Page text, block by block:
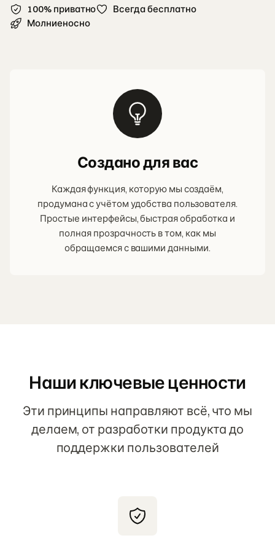
100% приватно
Всегда бесплатно
Молниеносно
Создано для вас
Каждая функция, которую мы создаём,
продумана с учётом удобства пользователя.
Простые интерфейсы, быстрая обработка и
полная прозрачность в том, как мы
обращаемся с вашими данными.
Наши ключевые ценности
Эти принципы направляют всё, что мы
делаем, от разработки продукта до
поддержки пользователей